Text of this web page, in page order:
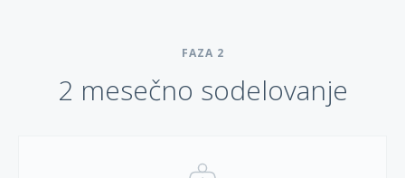
FAZA 2
2 mesečno sodelovanje